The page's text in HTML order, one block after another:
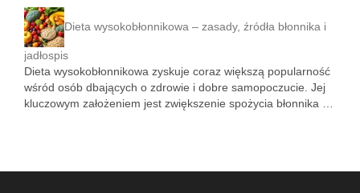
Dieta wysokobłonnikowa – zasady, źródła błonnika i
jadłospis
Dieta wysokobłonnikowa zyskuje coraz większą popularność
wśród osób dbających o zdrowie i dobre samopoczucie. Jej
kluczowym założeniem jest zwiększenie spożycia błonnika …